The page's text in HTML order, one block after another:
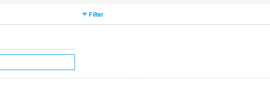
Filter